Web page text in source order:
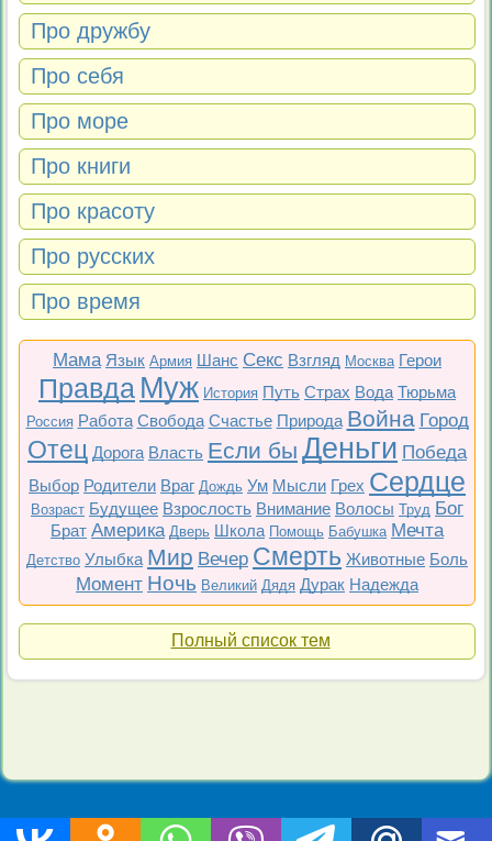
Про дружбу
Про себя
Про море
Про книги
Про красоту
Про русских
Про время
Мама Язык Армия Шанс Секс Взгляд Москва Герои
Правда Муж История Путь Страх Вода Тюрьма
Россия Работа Свобода Счастье Природа Война Город
Отец Дорога Власть Если бы Деньги Победа
Выбор Родители Враг Дождь Ум Мысли Грех Сердце
Возраст Будущее Взрослость Внимание Волосы Труд Бог
Брат Америка Дверь Школа Помощь Бабушка Мечта
Детство Улыбка Мир Вечер Смерть Животные Боль
Момент Ночь Великий Дядя Дурак Надежда
Полный список тем